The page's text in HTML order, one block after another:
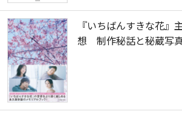
『いちばんすきな花』
想 制作秘話と秘蔵写